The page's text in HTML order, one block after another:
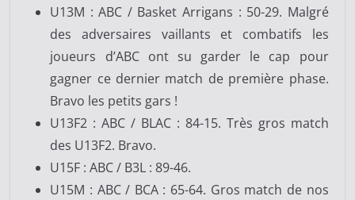
U13M : ABC / Basket Arrigans : 50-29. Malgré
des adversaires vaillants et combatifs les
joueurs d’ABC ont su garder le cap pour
gagner ce dernier match de première phase.
Bravo les petits gars !
U13F2 : ABC / BLAC : 84-15. Très gros match
des U13F2. Bravo.
U15F : ABC / B3L : 89-46.
U15M : ABC / BCA : 65-64. Gros match de nos